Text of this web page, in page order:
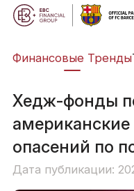
Финансовые Тренды
Хедж-фонды
опасений по
Дата публикации: